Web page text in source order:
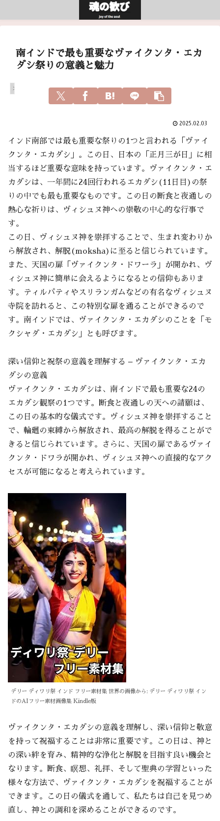
南インドで最も重要なヴァイクンタ・エカ
ダシ祭りの意義と魅力
スピリチュアル
2025.02.03
インド南部では最も重要な祭りの1つと言われる「ヴァイ
クンタ・エカダシ」。この日、日本の「正月三が日」に相
当するほど重要な意味を持っています。ヴァイクンタ・エ
カダシは、一年間に24回行われるエカダシ(11日目)の祭
りの中でも最も重要なものです。この日の断食と夜通しの
熱心な祈りは、ヴィシュヌ神への崇敬の中心的な行事で
す。
この日、ヴィシュヌ神を崇拝することで、生まれ変わりか
ら解放され、解脱(moksha)に至ると信じられています。
また、天国の扉「ヴァイクンタ・ドワーラ」が開かれ、ヴ
ィシュヌ神に簡単に会えるようになるとの信仰もありま
す。ティルパティやスリランガムなどの有名なヴィシュヌ
寺院を訪れると、この特別な扉を通ることができるので
す。南インドでは、ヴァイクンタ・エカダシのことを「モ
クシャダ・エカダシ」とも呼びます。
深い信仰と祝祭の意義を理解する – ヴァイクンタ・エカ
ダシの意義
ヴァイクンタ・エカダシは、南インドで最も重要な24の
エカダシ観察の1つです。断食と夜通しの天への請願は、
この日の基本的な儀式です。ヴィシュヌ神を崇拝すること
で、輪廻の束縛から解放され、最高の解脱を得ることがで
きると信じられています。さらに、天国の扉であるヴァイ
クンタ・ドワラが開かれ、ヴィシュヌ神への直接的なアク
セスが可能になると考えられています。
デリー ディワリ祭 インド フリー素材集 世界の画像から: デリー ディワリ祭 イン
ドのAIフリー素材画像集 Kindle版
ヴァイクンタ・エカダシの意義を理解し、深い信仰と敬意
を持って祝福することは非常に重要です。この日は、神と
の深い絆を育み、精神的な浄化と解脱を目指す良い機会と
なります。断食、瞑想、礼拝、そして聖典の学習といった
様々な方法で、ヴァイクンタ・エカダシを祝福することが
できます。この日の儀式を通して、私たちは自己を見つめ
直し、神との調和を深めることができるのです。